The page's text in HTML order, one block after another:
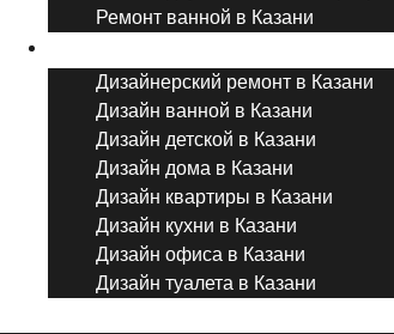
Ремонт ванной в Казани
Дизайнерский ремонт в Казани
Дизайн ванной в Казани
Дизайн детской в Казани
Дизайн дома в Казани
Дизайн квартиры в Казани
Дизайн кухни в Казани
Дизайн офиса в Казани
Дизайн туалета в Казани